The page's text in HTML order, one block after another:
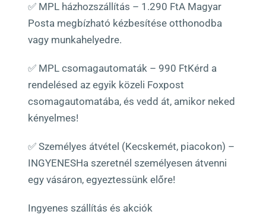
✅ MPL házhozszállítás – 1.290 FtA Magyar
Posta megbízható kézbesítése otthonodba
vagy munkahelyedre.
✅ MPL csomagautomaták – 990 FtKérd a
rendelésed az egyik közeli Foxpost
csomagautomatába, és vedd át, amikor neked
kényelmes!
✅ Személyes átvétel (Kecskemét, piacokon) –
INGYENESHa szeretnél személyesen átvenni
egy vásáron, egyeztessünk előre!
Ingyenes szállítás és akciók